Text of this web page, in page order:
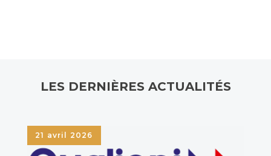
LES DERNIÈRES ACTUALITÉS
21 avril 2026